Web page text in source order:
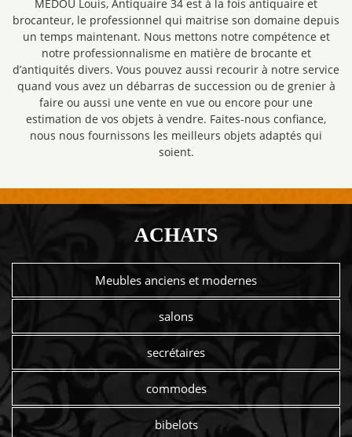
MEDOU Louis, Antiquaire 34 est à la fois antiquaire et
brocanteur, le professionnel qui maitrise son domaine depuis
un temps maintenant. Nous mettons notre compétence et
notre professionnalisme en matière de brocante et
d’antiquités divers. Vous pouvez aussi recourir à notre service
quand vous avez un débarras de succession ou de grenier à
faire ou aussi une vente en vue ou encore pour une
estimation de vos objets à vendre. Faites-nous confiance,
nous nous fournissons les meilleurs objets adaptés qui
soient.
ACHATS
Meubles anciens et modernes
salons
secrétaires
commodes
bibelots